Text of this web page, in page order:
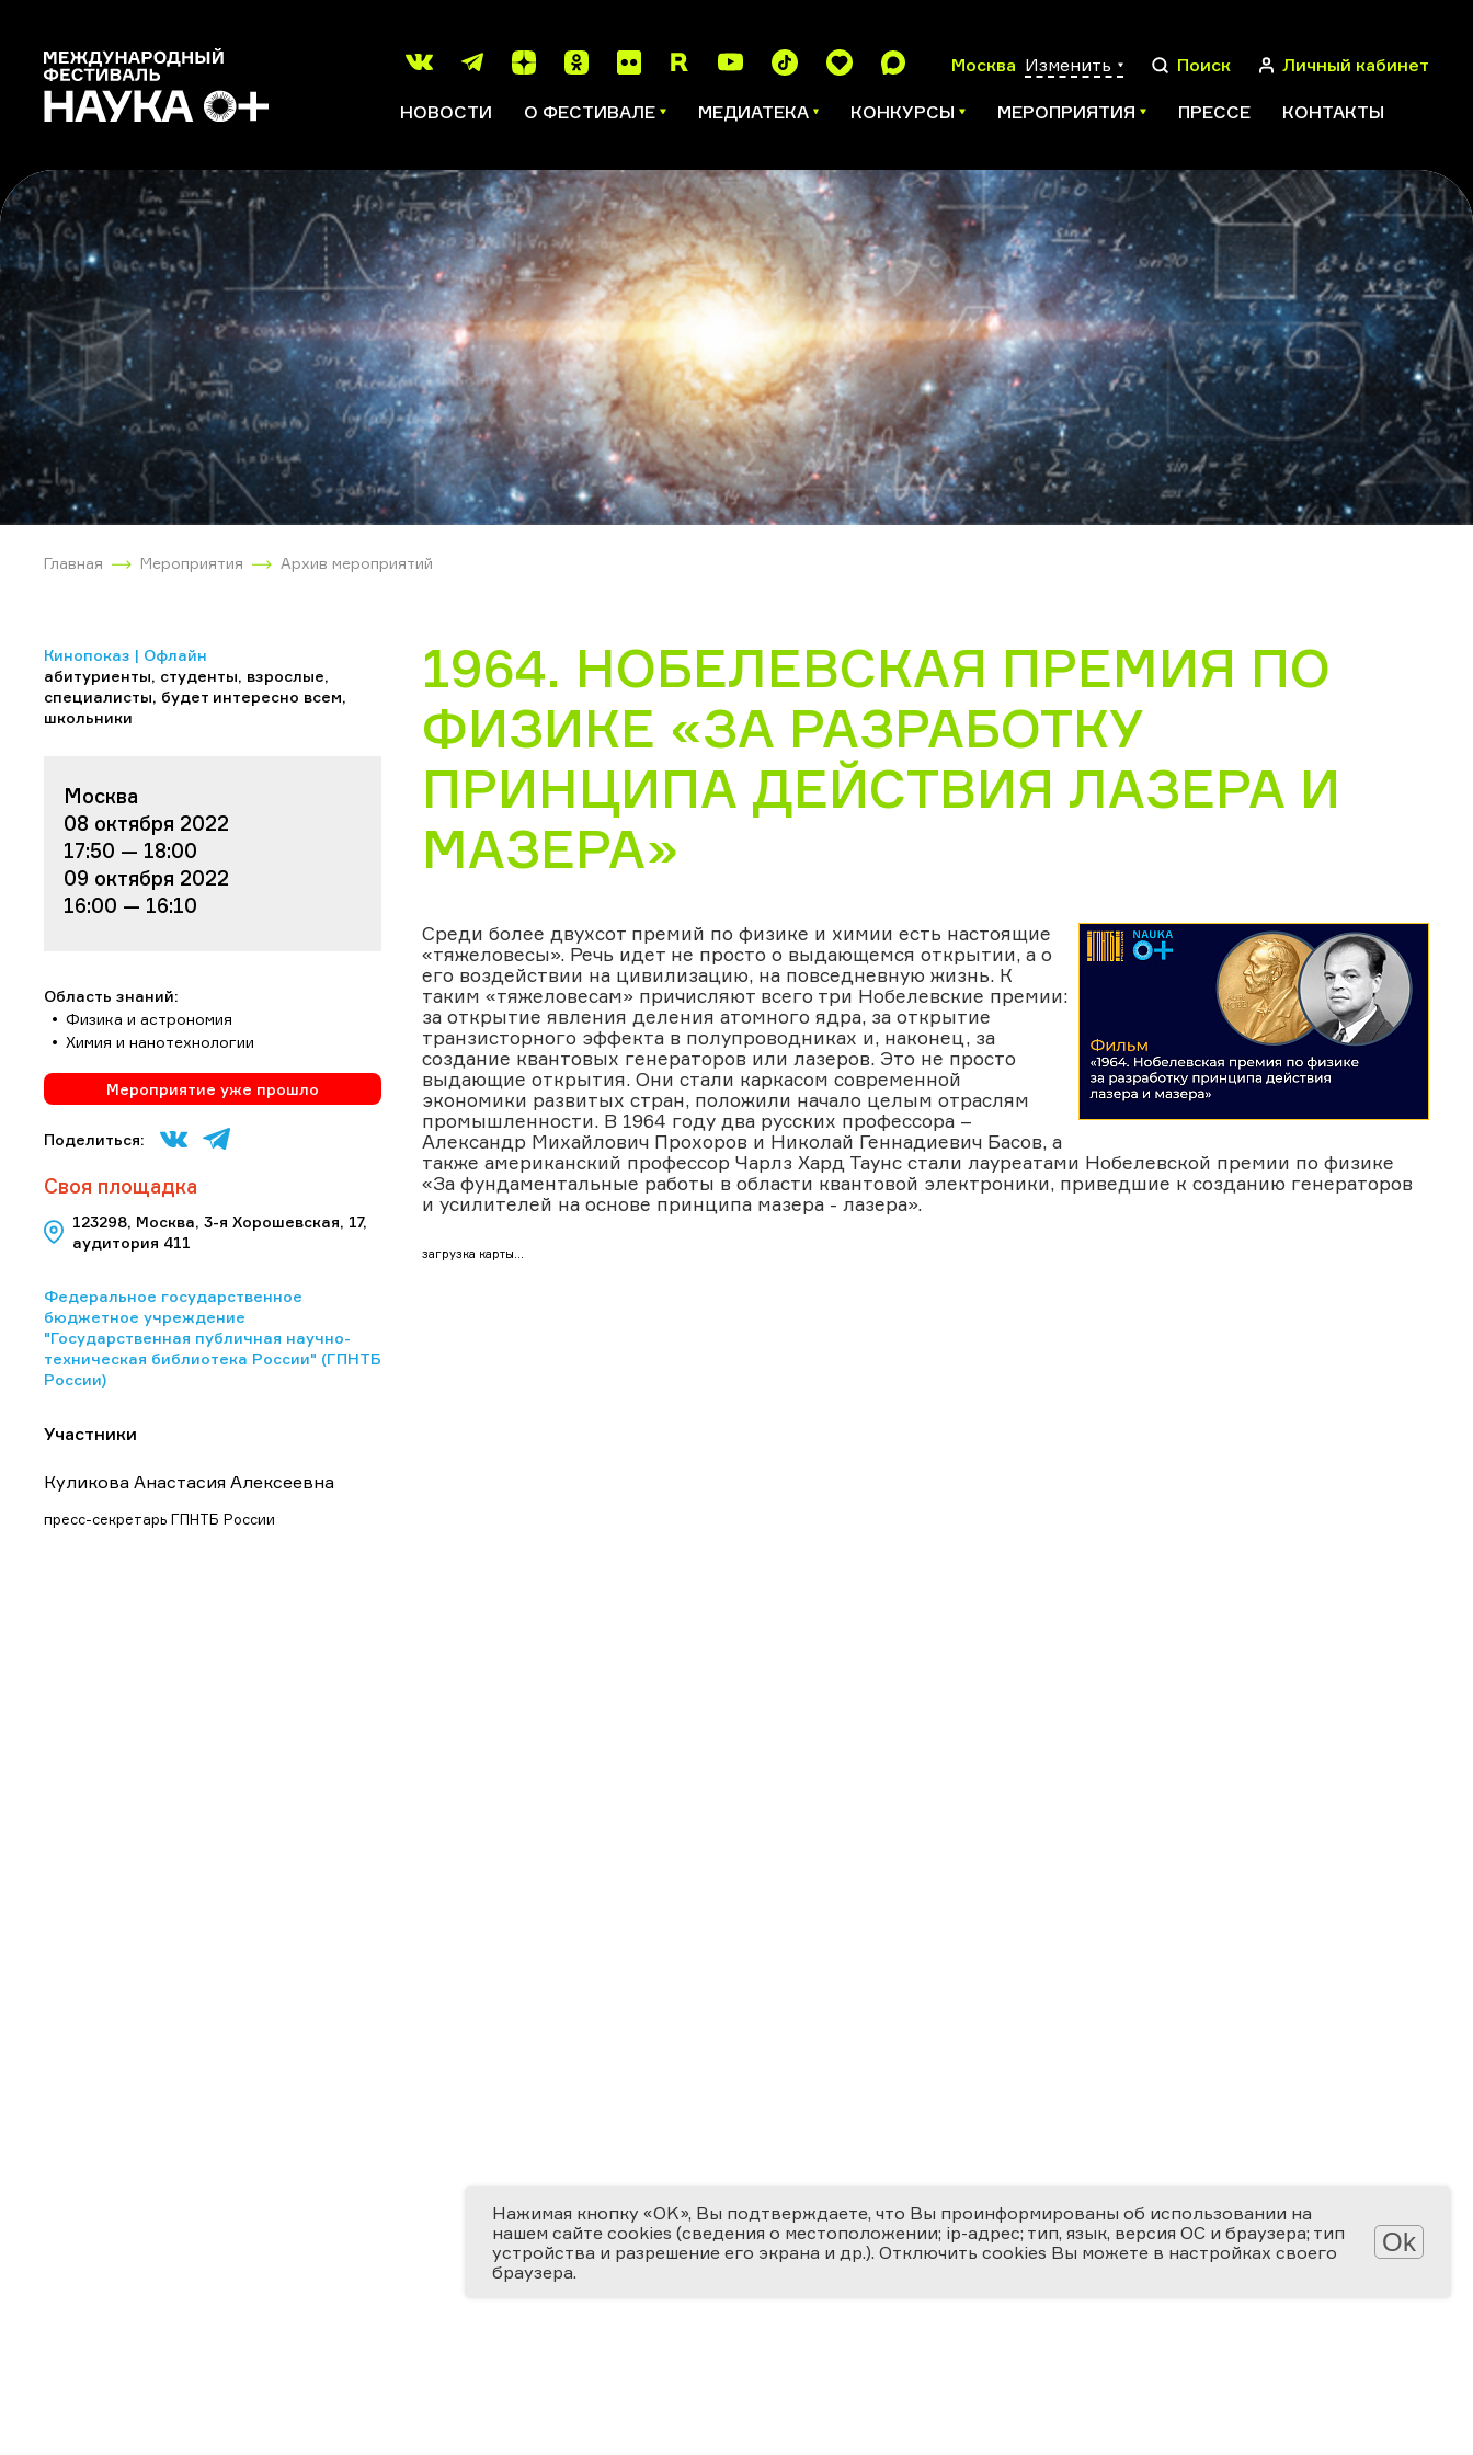
Москва Изменить Поиск
ПОИСК
Личный кабинет
НОВОСТИ О ФЕСТИВАЛЕ МЕДИАТЕКА КОНКУРСЫ МЕРОПРИЯТИЯ ПРЕССЕ КОНТАКТЫ
Главная Мероприятия Архив мероприятий
Кинопоказ | Офлайн
абитуриенты, студенты, взрослые,
специалисты, будет интересно всем,
школьники
Москва
08 октября 2022
17:50 — 18:00
09 октября 2022
16:00 — 16:10
Область знаний:
Физика и астрономия
Химия и нанотехнологии
Мероприятие уже прошло
Поделиться:
Своя площадка
123298, Москва, 3-я Хорошевская, 17,
аудитория 411
Федеральное государственное
бюджетное учреждение
"Государственная публичная научно-
техническая библиотека России" (ГПНТБ
России)
Участники
Куликова Анастасия Алексеевна
пресс-секретарь ГПНТБ России
1964. НОБЕЛЕВСКАЯ ПРЕМИЯ ПО
ФИЗИКЕ «ЗА РАЗРАБОТКУ
ПРИНЦИПА ДЕЙСТВИЯ ЛАЗЕРА И
МАЗЕРА»
Среди более двухсот премий по физике и химии есть настоящие
«тяжеловесы». Речь идет не просто о выдающемся открытии, а о
его воздействии на цивилизацию, на повседневную жизнь. К
таким «тяжеловесам» причисляют всего три Нобелевские премии:
за открытие явления деления атомного ядра, за открытие
транзисторного эффекта в полупроводниках и, наконец, за
создание квантовых генераторов или лазеров. Это не просто
выдающие открытия. Они стали каркасом современной
экономики развитых стран, положили начало целым отраслям
промышленности. В 1964 году два русских профессора –
Александр Михайлович Прохоров и Николай Геннадиевич Басов, а
также американский профессор Чарлз Хард Таунс стали лауреатами Нобелевской премии по физике
«За фундаментальные работы в области квантовой электроники, приведшие к созданию генераторов
и усилителей на основе принципа мазера - лазера».
загрузка карты...
Нажимая кнопку «OK», Вы подтверждаете, что Вы проинформированы об использовании на
нашем сайте cookies (сведения о местоположении; ip-адрес; тип, язык, версия ОС и браузера; тип
устройства и разрешение его экрана и др.). Отключить cookies Вы можете в настройках своего
браузера.
Ok